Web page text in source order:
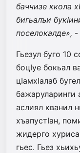
баччизе ккола
бигьалъи
поселокалде», -
Гьезул буго 10
боцIуе бокьал
цIамхIалаб
аслиял кванил
хъапустIан,
жидерго
гьес. Гьез